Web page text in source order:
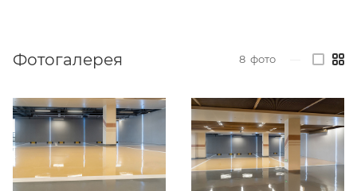
Фотогалерея 8 фото